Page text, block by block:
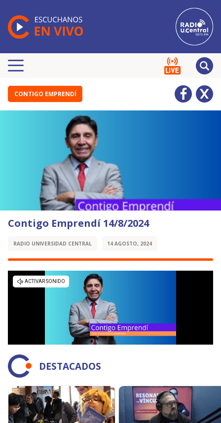
CONTIGO EMPRENDÍ
Contigo Emprendí 14/8/2024
RADIO UNIVERSIDAD CENTRAL 14 AGOSTO, 2024
DESTACADOS